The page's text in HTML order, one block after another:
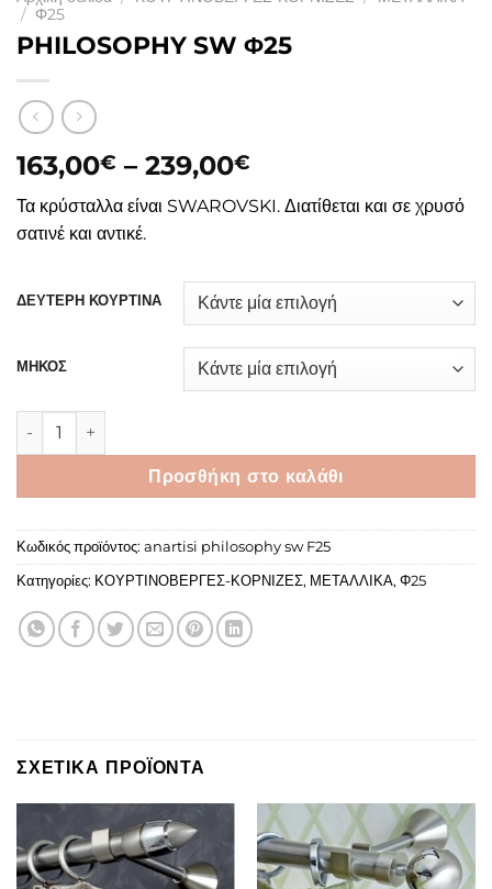
/ Φ25
PHILOSOPHY SW Φ25
163,00€ – 239,00€
range:
163,00€
Τα κρύσταλλα είναι SWAROVSKI. Διατίθεται και σε χρυσό
σατινέ και αντικέ.
ΔΕΥΤΕΡΗ ΚΟΥΡΤΙΝΑ
ΜΗΚΟΣ
PHILOSOPHY SW Φ25 ποσότητα
Προσθήκη στο καλάθι
Κωδικός προϊόντος: anartisi philosophy sw F25
Κατηγορίες: ΚΟΥΡΤΙΝΟΒΕΡΓΕΣ-ΚΟΡΝΙΖΕΣ, ΜΕΤΑΛΛΙΚΑ, Φ25
ΣΧΕΤΙΚΑ ΠΡΟΪΟΝΤΑ